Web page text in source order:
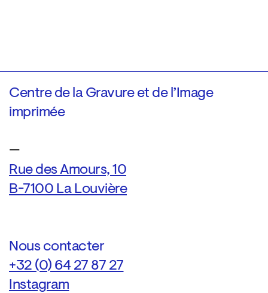
Centre de la Gravure et de l’Image
imprimée
—
Rue des Amours, 10
B-7100 La Louvière
Nous contacter
+32 (0) 64 27 87 27
Instagram